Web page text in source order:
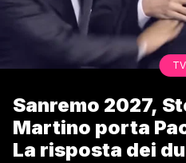
TV
Sanremo 2027,
Martino porta
La risposta dei